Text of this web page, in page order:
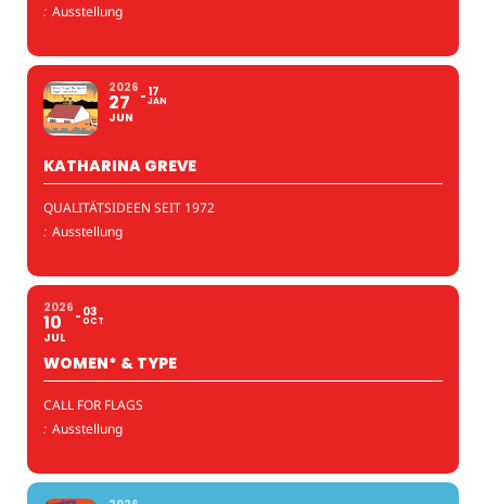
: Ausstellung
2026
27
JUN
17
JAN
KATHARINA GREVE
QUALITÄTSIDEEN SEIT 1972
: Ausstellung
2026
10
JUL
03
OCT
WOMEN* & TYPE
CALL FOR FLAGS
: Ausstellung